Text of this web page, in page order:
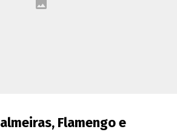
almeiras, Flamengo e